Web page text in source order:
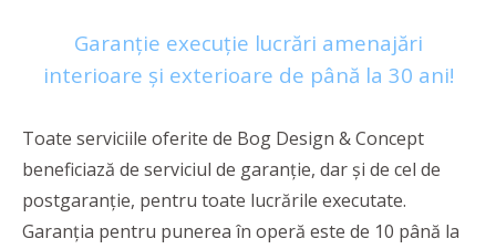
Garanție execuție lucrări amenajări
interioare și exterioare de până la 30 ani!
Toate serviciile oferite de Bog Design & Concept
beneficiază de serviciul de garanție, dar și de cel de
postgaranție, pentru toate lucrările executate.
Garanția pentru punerea în operă este de 10 până la